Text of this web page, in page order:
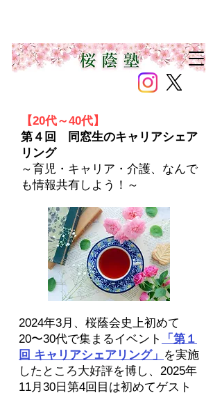
【20代～40代】
第４回 同窓生のキャリアシェア
リング
​～育児・キャリア・介護、なんで
も情報共有しよう！～
2024年3月、桜蔭会史上初めて
20〜30代で集まるイベント
「第１
回 キャリアシェアリング」 を実施
したところ大好評を博し、2025年
11月30日第4回目は初めてゲスト